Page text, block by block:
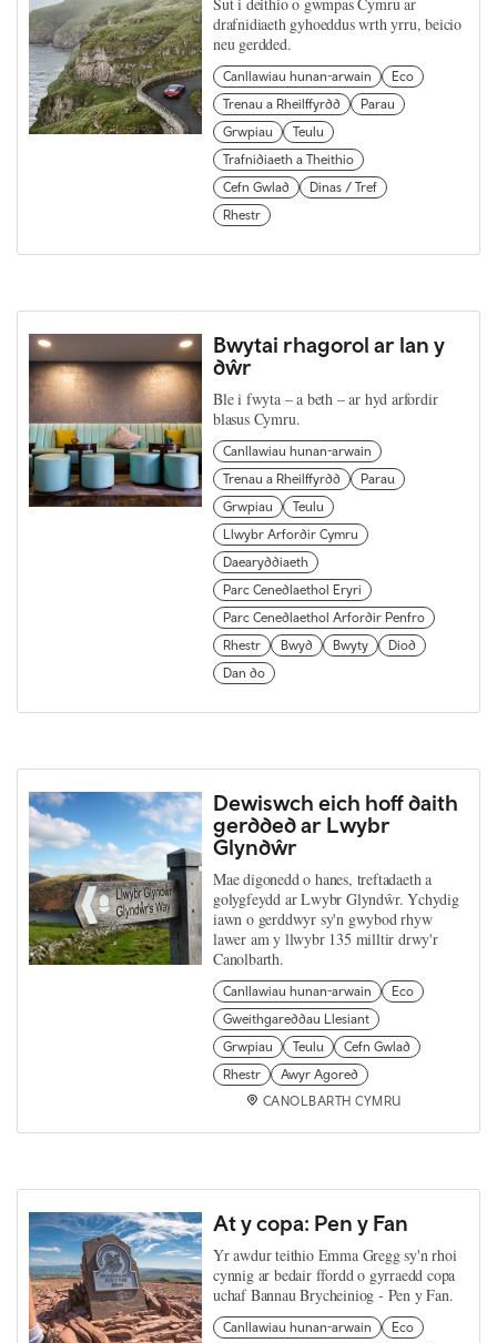
drafnidiaeth gyhoeddus wrth yrru, beicio
neu gerdded.
Canllawiau hunan-arwain
Eco
Trenau a Rheilffyrdd
Parau
Grwpiau
Teulu
Trafnidiaeth a Theithio
Cefn Gwlad
Dinas / Tref
Rhestr
Bwytai rhagorol ar lan y
dŵr
Ble i fwyta – a beth – ar hyd arfordir
blasus Cymru.
Canllawiau hunan-arwain
Trenau a Rheilffyrdd
Parau
Grwpiau
Teulu
Llwybr Arfordir Cymru
Daearyddiaeth
Parc Cenedlaethol Eryri
Parc Cenedlaethol Arfordir Penfro
Rhestr
Bwyd Bwyty
Diod
Dan do
Dewiswch eich hoff daith
gerdded ar Lwybr
Glyndŵr
Mae digonedd o hanes, treftadaeth a
golygfeydd ar Lwybr Glyndŵr. Ychydig
iawn o gerddwyr sy'n gwybod rhyw
lawer am y llwybr 135 milltir drwy'r
Canolbarth.
Canllawiau hunan-arwain
Eco
Gweithgareddau Llesiant
Grwpiau
Teulu
Cefn Gwlad
Rhestr
Awyr Agored
CANOLBARTH CYMRU
At y copa: Pen y Fan
Yr awdur teithio Emma Gregg sy'n rhoi
cynnig ar bedair ffordd o gyrraedd copa
uchaf Bannau Brycheiniog - Pen y Fan.
Canllawiau hunan-arwain
Eco